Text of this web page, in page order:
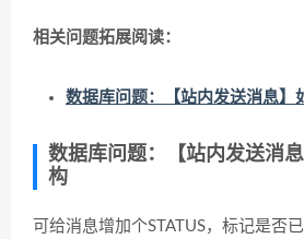
相关问题拓展阅读：
数据库问题：【站内发送消息】
数据库问题：【站内发送消
构
可给消息增加个STATUS，标记是否